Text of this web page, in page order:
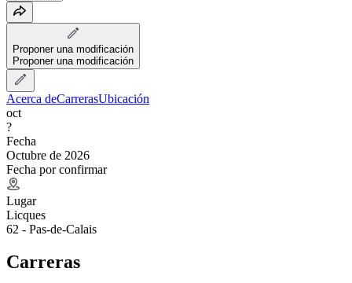
Proponer una modificación
Proponer una modificación
Acerca deCarrerasUbicación
oct
?
Fecha
Octubre de 2026
Fecha por confirmar
Lugar
Licques
62 - Pas-de-Calais
Carreras